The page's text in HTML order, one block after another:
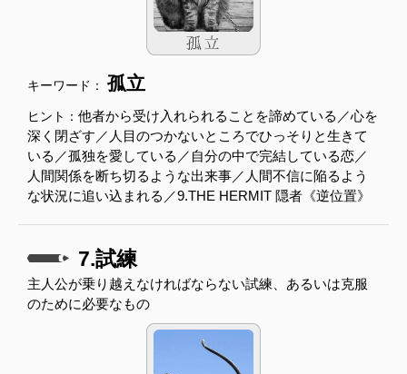
キーワード： 孤立
ヒント： 他者から受け入れられることを諦めている／心を
深く閉ざす／人目のつかないところでひっそりと生きて
いる／孤独を愛している／自分の中で完結している恋／
人間関係を断ち切るような出来事／人間不信に陥るよう
な状況に追い込まれる／9.THE HERMIT 隠者《逆位置》
7.試練
主人公が乗り越えなければならない試練、あるいは克服
のために必要なもの